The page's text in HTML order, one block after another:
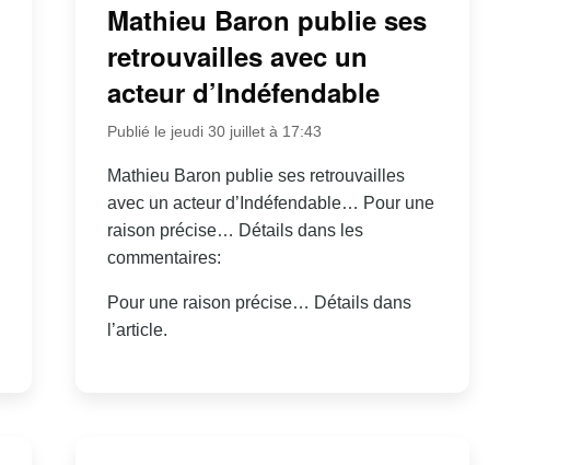
Mathieu Baron publie ses
retrouvailles avec un
acteur d’Indéfendable
Publié le jeudi 30 juillet à 17:43
Mathieu Baron publie ses retrouvailles
avec un acteur d’Indéfendable… Pour une
raison précise… Détails dans les
commentaires:
Pour une raison précise… Détails dans
l’article.